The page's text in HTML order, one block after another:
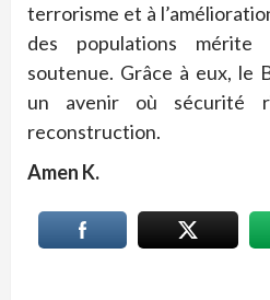
terrorisme et à
des populations mérite
soutenue. Grâce à eux, le
un avenir où sécurité
reconstruction.
Amen K.